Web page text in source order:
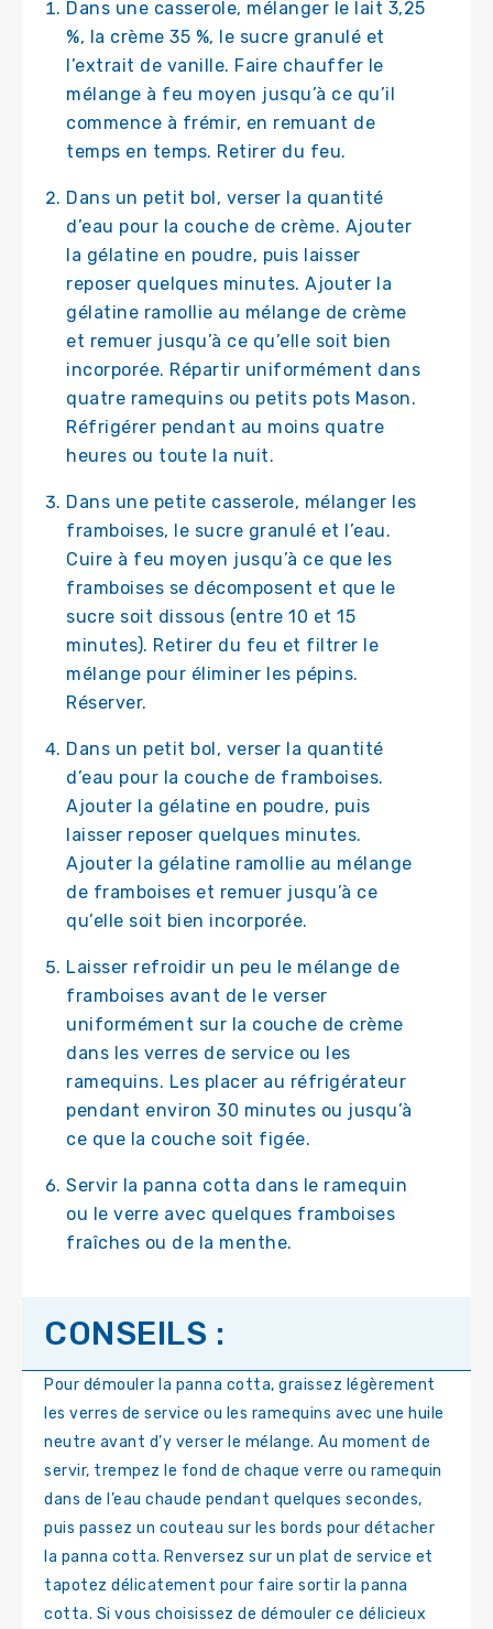
Dans une casserole, mélanger le lait 3,25
%, la crème 35 %, le sucre granulé et
l’extrait de vanille. Faire chauffer le
mélange à feu moyen jusqu’à ce qu’il
commence à frémir, en remuant de
temps en temps. Retirer du feu.
Dans un petit bol, verser la quantité
d’eau pour la couche de crème. Ajouter
la gélatine en poudre, puis laisser
reposer quelques minutes. Ajouter la
gélatine ramollie au mélange de crème
et remuer jusqu’à ce qu’elle soit bien
incorporée. Répartir uniformément dans
quatre ramequins ou petits pots Mason.
Réfrigérer pendant au moins quatre
heures ou toute la nuit.
Dans une petite casserole, mélanger les
framboises, le sucre granulé et l’eau.
Cuire à feu moyen jusqu’à ce que les
framboises se décomposent et que le
sucre soit dissous (entre 10 et 15
minutes). Retirer du feu et filtrer le
mélange pour éliminer les pépins.
Réserver.
Dans un petit bol, verser la quantité
d’eau pour la couche de framboises.
Ajouter la gélatine en poudre, puis
laisser reposer quelques minutes.
Ajouter la gélatine ramollie au mélange
de framboises et remuer jusqu’à ce
qu’elle soit bien incorporée.
Laisser refroidir un peu le mélange de
framboises avant de le verser
uniformément sur la couche de crème
dans les verres de service ou les
ramequins. Les placer au réfrigérateur
pendant environ 30 minutes ou jusqu’à
ce que la couche soit figée.
Servir la panna cotta dans le ramequin
ou le verre avec quelques framboises
fraîches ou de la menthe.
CONSEILS :
Pour démouler la panna cotta, graissez légèrement
les verres de service ou les ramequins avec une huile
neutre avant d’y verser le mélange. Au moment de
servir, trempez le fond de chaque verre ou ramequin
dans de l’eau chaude pendant quelques secondes,
puis passez un couteau sur les bords pour détacher
la panna cotta. Renversez sur un plat de service et
tapotez délicatement pour faire sortir la panna
cotta. Si vous choisissez de démouler ce délicieux